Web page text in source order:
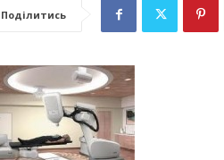
Поділитись